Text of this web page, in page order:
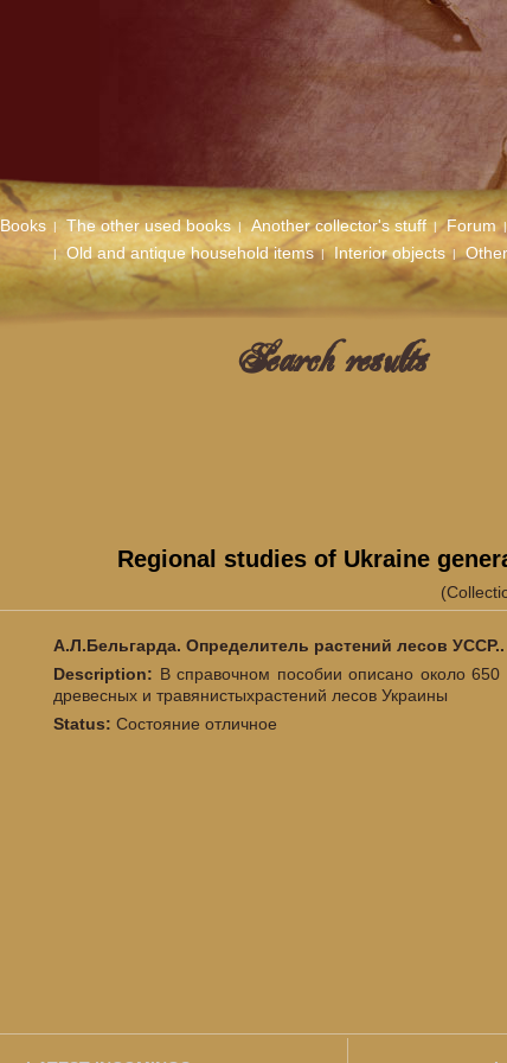
Books The other used books Another collector's stuff Forum
Old and antique household items
Interior objects
Search results
Regional studies of Ukraine
А.Л.Бельгарда. Определитель растений лесов УССР..
Description: В справочном пособии описано около
древесных и травянистыхрастений лесов Украины
Status:Состояние отличное